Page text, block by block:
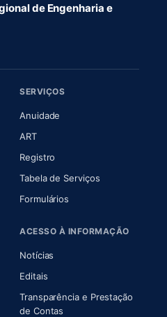
de Engenharia e
aba)
nova aba)
SERVIÇOS
Anuidade
ART(abre em nova aba)
Registro
Tabela de Serviços
Formulários
ACESSO À INFORMAÇÃO
Notícias
Editais
Transparência e Prestação
de Contas